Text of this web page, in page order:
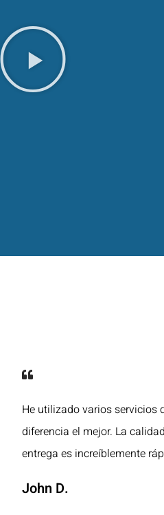
He utilizado varios servicios
diferencia el mejor. La
entrega es increíblemente
John D.